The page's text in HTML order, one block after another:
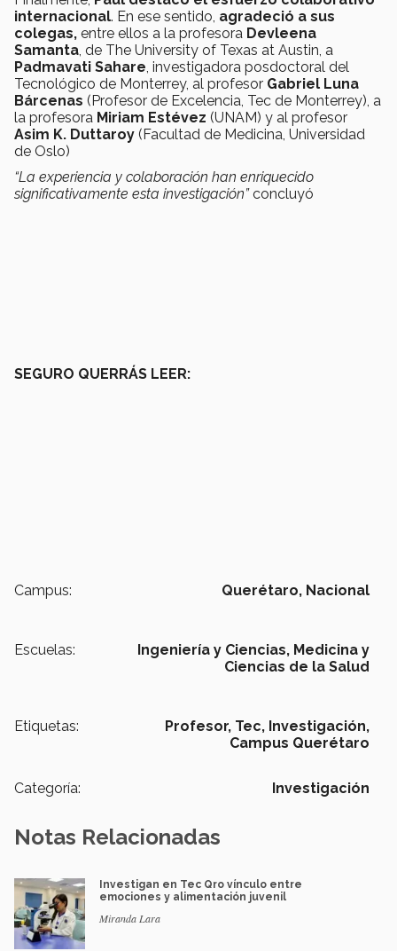
internacional. En ese sentido, agradeció a sus
colegas, entre ellos a la profesora Devleena
Samanta, de The University of Texas at Austin, a
Padmavati Sahare, investigadora posdoctoral del
Tecnológico de Monterrey, al profesor Gabriel Luna
Bárcenas (Profesor de Excelencia, Tec de Monterrey), a
la profesora Miriam Estévez (UNAM) y al profesor
Asim K. Duttaroy (Facultad de Medicina, Universidad
de Oslo)
“La experiencia y colaboración han enriquecido
significativamente esta investigación”concluyó
SEGURO QUERRÁS LEER:
Campus: Querétaro, Nacional
Escuelas: Ingeniería y Ciencias, Medicina y
Ciencias de la Salud
Etiquetas: Profesor, Tec, Investigación,
Campus Querétaro
Categoría: Investigación
Notas Relacionadas
Investigan en Tec Qro vínculo entre
emociones y alimentación juvenil
Miranda Lara